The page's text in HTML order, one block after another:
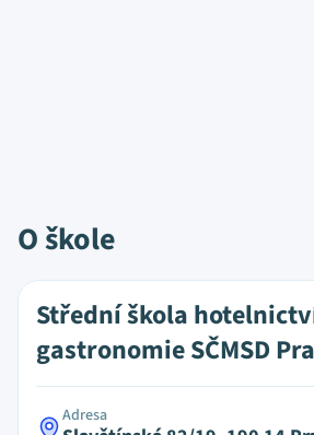
O škole
Střední škola
gastronomie SČMSD
Adresa